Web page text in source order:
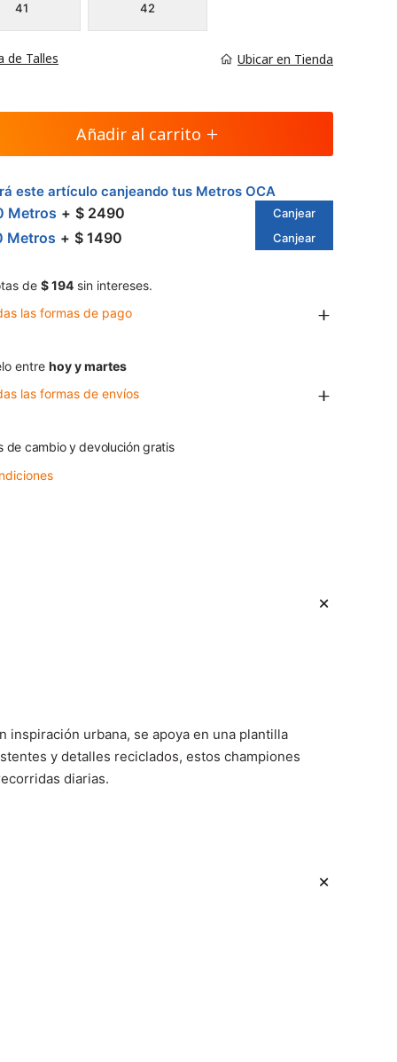
41 42
de Talles Ubicar en Tienda
Añadir al carrito
este artículo canjeando tus Metros OCA
Metros $ 2490 Canjear
Metros $ 1490 Canjear
de $ 194 sin intereses.
las formas de pago
entre hoy y martes
las formas de envíos
de cambio y devolución gratis
inspiración urbana, se apoya en una plantilla
y detalles reciclados, estos championes
diarias.